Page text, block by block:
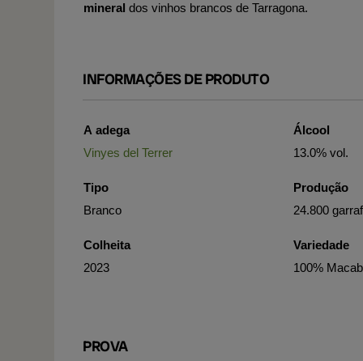
mineral dos vinhos brancos de Tarragona.
INFORMAÇÕES DE PRODUTO
A adega
Vinyes del Terrer
Tipo
Branco
Colheita
2023
Álcool
13.0% vol.
Produção
24.800
Variedade
100%
PROVA